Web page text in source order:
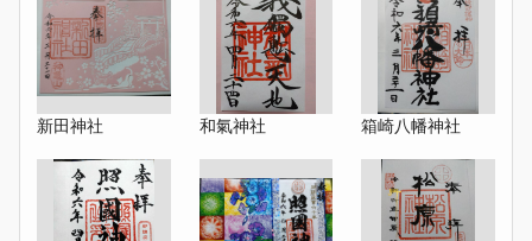
新田神社 和氣神社 箱崎八幡神社